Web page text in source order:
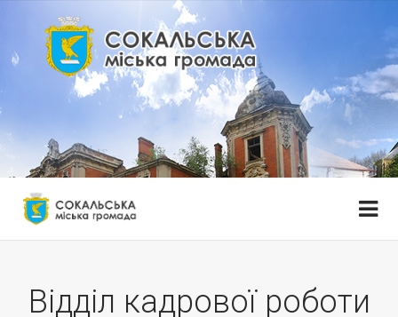
Відділ кадрової роботи